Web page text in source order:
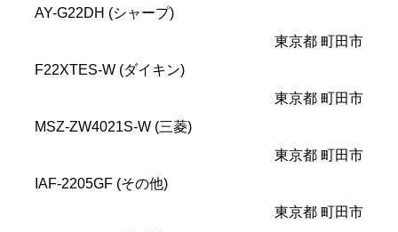
AY-G22DH (シャープ)
東京都 町田市
F22XTES-W (ダイキン)
東京都 町田市
MSZ-ZW4021S-W (三菱)
東京都 町田市
IAF-2205GF (その他)
東京都 町田市